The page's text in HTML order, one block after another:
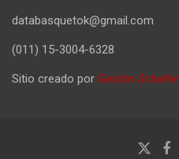
databasquetok@gmail.com
(011) 15-3004-6328
Sitio creado por Gastón Schafer